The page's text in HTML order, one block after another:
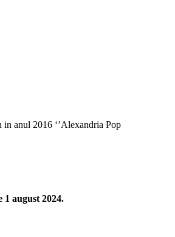
anul 2016 ‘’Alexandria Pop
1 august 2024.